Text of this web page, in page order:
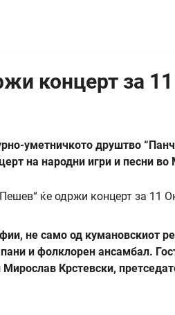
концерт за
уметничкото друштво
на народни игри и песни во
не само од кумановскиот
и фолклорен ансамбал.
Мирослав Крстевски,